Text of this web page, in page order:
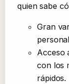
quien sabe
Gran
Acceso
con los
rápidos.